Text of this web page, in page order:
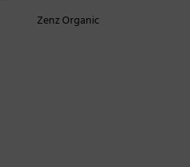
Zenz Organic